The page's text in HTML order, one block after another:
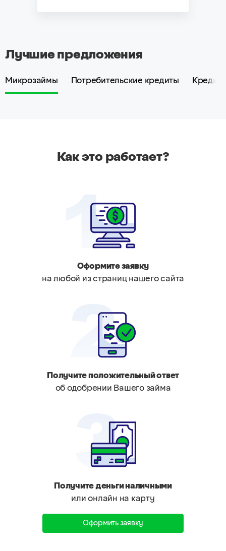
Лучшие предложения
Микрозаймы Потребительские кредиты
Как это работает?
Оформите заявку
на любой из страниц нашего сайта
Получите положительный ответ
об одобрении Вашего займа
Получите деньги наличными
или онлайн на карту
Оформить заявку